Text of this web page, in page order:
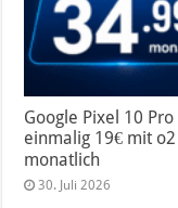
Google Pixel 10
einmalig 19€ mit
monatlich
30. Juli 2026